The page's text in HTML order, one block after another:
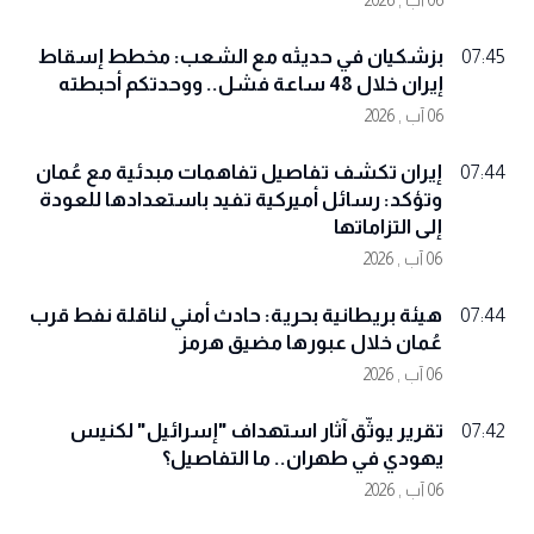
07:45
بزشكيان في حديثه مع الشعب: مخطط إسقاط
إيران خلال 48 ساعة فشل.. ووحدتكم أحبطته
06 آب , 2026
07:44
إيران تكشف تفاصيل تفاهمات مبدئية مع عُمان
وتؤكد: رسائل أميركية تفيد باستعدادها للعودة
إلى التزاماتها
06 آب , 2026
07:44
هيئة بريطانية بحرية: حادث أمني لناقلة نفط قرب
عُمان خلال عبورها مضيق هرمز
06 آب , 2026
07:42
تقرير يوثّق آثار استهداف "إسرائيل" لكنيس
يهودي في طهران.. ما التفاصيل؟
06 آب , 2026